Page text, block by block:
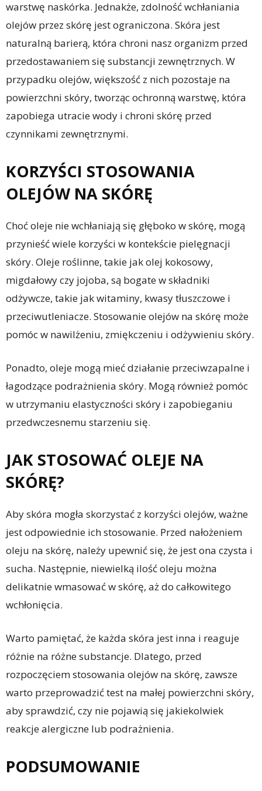
warstwę naskórka. Jednakże, zdolność wchłaniania
olejów przez skórę jest ograniczona. Skóra jest
naturalną barierą, która chroni nasz organizm przed
przedostawaniem się substancji zewnętrznych. W
przypadku olejów, większość z nich pozostaje na
powierzchni skóry, tworząc ochronną warstwę, która
zapobiega utracie wody i chroni skórę przed
czynnikami zewnętrznymi.
KORZYŚCI STOSOWANIA
OLEJÓW NA SKÓRĘ
Choć oleje nie wchłaniają się głęboko w skórę, mogą
przynieść wiele korzyści w kontekście pielęgnacji
skóry. Oleje roślinne, takie jak olej kokosowy,
migdałowy czy jojoba, są bogate w składniki
odżywcze, takie jak witaminy, kwasy tłuszczowe i
przeciwutleniacze. Stosowanie olejów na skórę może
pomóc w nawilżeniu, zmiękczeniu i odżywieniu skóry.
Ponadto, oleje mogą mieć działanie przeciwzapalne i
łagodzące podrażnienia skóry. Mogą również pomóc
w utrzymaniu elastyczności skóry i zapobieganiu
przedwczesnemu starzeniu się.
JAK STOSOWAĆ OLEJE NA
SKÓRĘ?
Aby skóra mogła skorzystać z korzyści olejów, ważne
jest odpowiednie ich stosowanie. Przed nałożeniem
oleju na skórę, należy upewnić się, że jest ona czysta i
sucha. Następnie, niewielką ilość oleju można
delikatnie wmasować w skórę, aż do całkowitego
wchłonięcia.
Warto pamiętać, że każda skóra jest inna i reaguje
różnie na różne substancje. Dlatego, przed
rozpoczęciem stosowania olejów na skórę, zawsze
warto przeprowadzić test na małej powierzchni skóry,
aby sprawdzić, czy nie pojawią się jakiekolwiek
reakcje alergiczne lub podrażnienia.
PODSUMOWANIE